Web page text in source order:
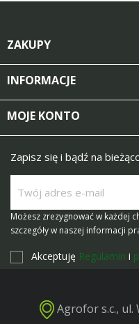
ZAKUPY
INFORMACJE
MOJE KONTO
Zapisz się i bądź na
Możesz zrezygnować w każdej
szczegóły w naszej informacji
Akceptuję Regulamin i
Agrofor s.c., ul.